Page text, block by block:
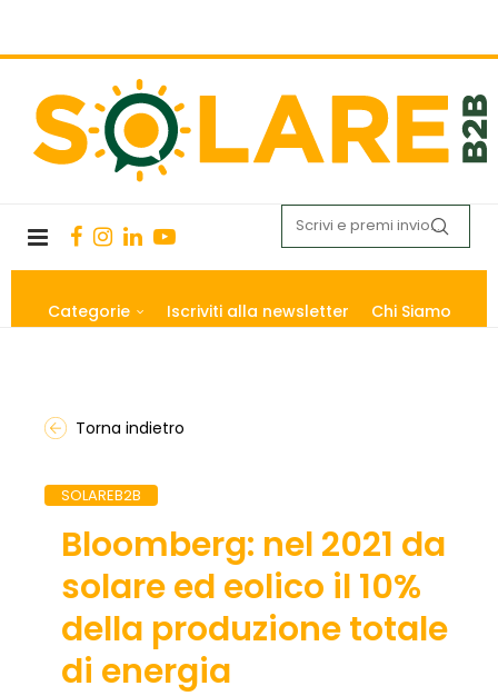
Categorie Iscriviti alla newsletter Chi Siamo
Torna indietro
SOLAREB2B
Bloomberg: nel 2021 da
solare ed eolico il 10%
della produzione totale
di energia